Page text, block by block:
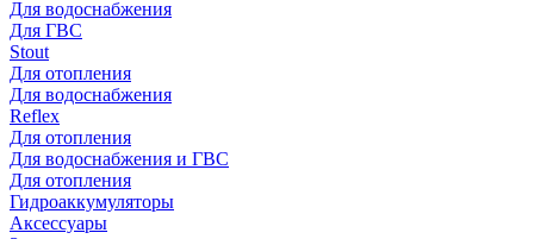
Для водоснабжения
Для ГВС
Stout
Для отопления
Для водоснабжения
Reflex
Для отопления
Для водоснабжения и ГВС
Для отопления
Гидроаккумуляторы
Аксессуары